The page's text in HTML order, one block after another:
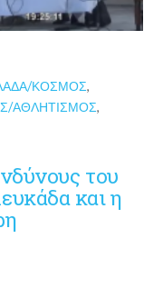
ΚΌΣΜΟΣ,
ΑΘΛΗΤΙΣΜΌΣ,
του
και η